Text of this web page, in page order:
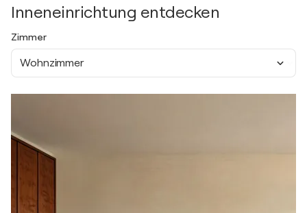
Inneneinrichtung entdecken
Zimmer
Wohnzimmer